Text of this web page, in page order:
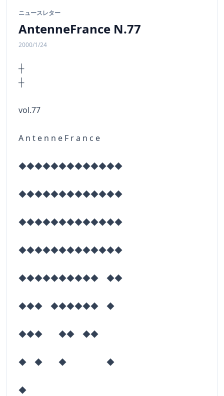
ニュースレター
AntenneFrance N.77
2000/1/24
┼
vol.77
A n t e n n e F r a n c e
◆◆◆◆◆◆◆◆◆◆◆◆◆
◆◆◆◆◆◆◆◆◆◆◆◆◆
◆◆◆◆◆◆◆◆◆◆◆◆◆
◆◆◆◆◆◆◆◆◆◆◆◆◆
◆◆◆◆◆◆◆◆◆◆ ◆◆
◆◆◆ ◆◆◆◆◆◆ ◆
◆◆◆ ◆◆ ◆◆
◆ ◆ ◆ ◆
◆